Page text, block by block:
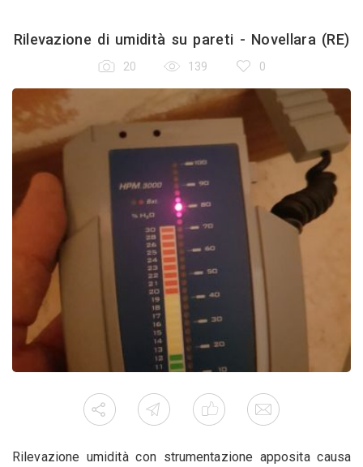
Rilevazione di umidità su pareti - Novellara (RE)
20 139 0
Rilevazione umidità con strumentazione apposita causa